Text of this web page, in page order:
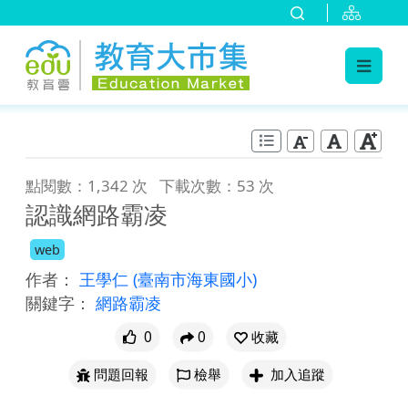
點閱數：1,342 次 下載次數：53 次
認識網路霸凌
web
作者： 王學仁 (臺南市海東國小)
關鍵字： 網路霸凌
0 0
收藏
問題回報
檢舉 加入追蹤